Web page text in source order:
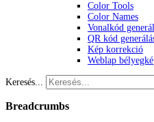
Color Tools
Color Names
Vonalkód
QR kód
Kép korrekció
Weblap
Keresés...
Breadcrumbs